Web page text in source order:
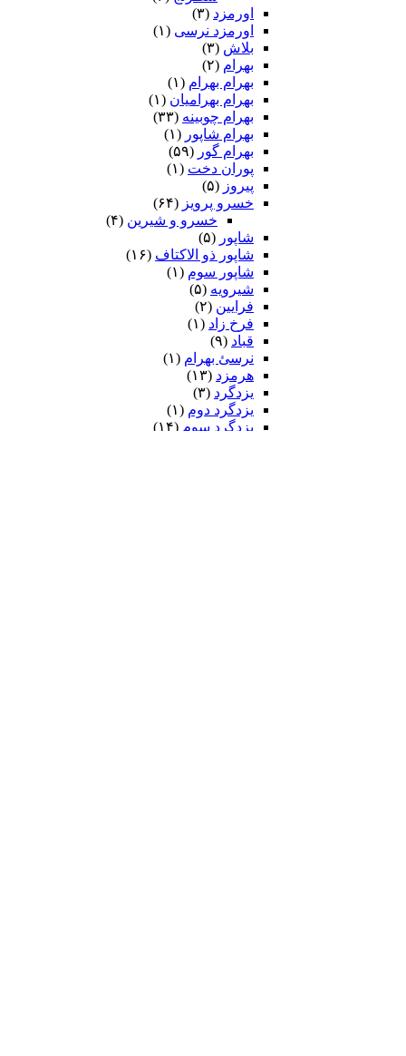
اورمزد (۳)
اورمزد نرسى‏ (۱)
بلاش (۳)
بهرام (۲)
بهرام بهرام (۱)
بهرام بهرامیان‏ (۱)
بهرام چوبینه (۳۳)
بهرام شاپور (۱)
بهرام گور (۵۹)
پوران دخت (۱)
پیروز (۵)
خسرو پرویز (۶۴)
خسرو و شیرین (۴)
شاپور (۵)
شاپور ذو الاکتاف (۱۶)
شاپور سوم‏ (۱)
شیرویه (۵)
فرایین (۲)
فرخ زاد (۱)
قباد (۹)
نرسئ بهرام‏ (۱)
هرمزد (۱۳)
یزدگرد (۳)
یزدگرد دوم (۱)
یزدگرد سوم (۱۴)